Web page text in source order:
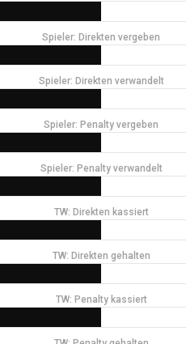
Spieler: Direkten vergeben
Spieler: Direkten verwandelt
Spieler: Penalty vergeben
Spieler: Penalty verwandelt
TW: Direkten kassiert
TW: Direkten gehalten
TW: Penalty kassiert